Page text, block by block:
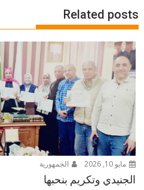
Related posts
مايو 10, 2026 الجمهورية
الجنيدي وتكريم بنحبها